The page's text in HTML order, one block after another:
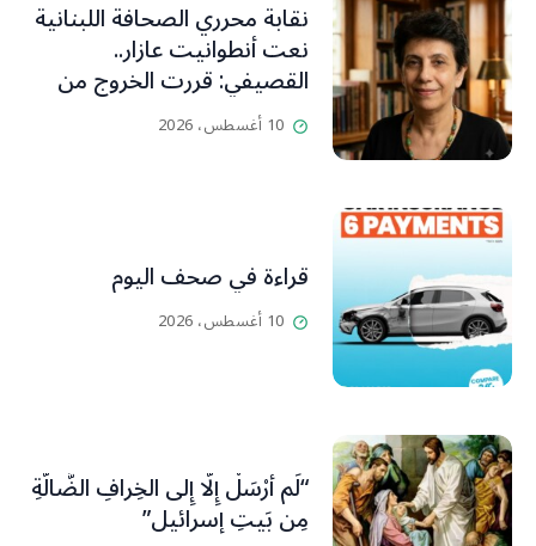
نقابة محرري الصحافة اللبنانية
نعت أنطوانيت عازار..
القصيفي: قررت الخروج من
عزلتها والإنطلاق إلى عالم
أفضل ينسيها ما سامته من
10 أغسطس، 2026
قراءة في صحف اليوم
10 أغسطس، 2026
“لَم أُرْسَلْ إِلَّا إِلى الخِرافِ الضَّالَّةِ
مِن بَيتِ إسرائيل”